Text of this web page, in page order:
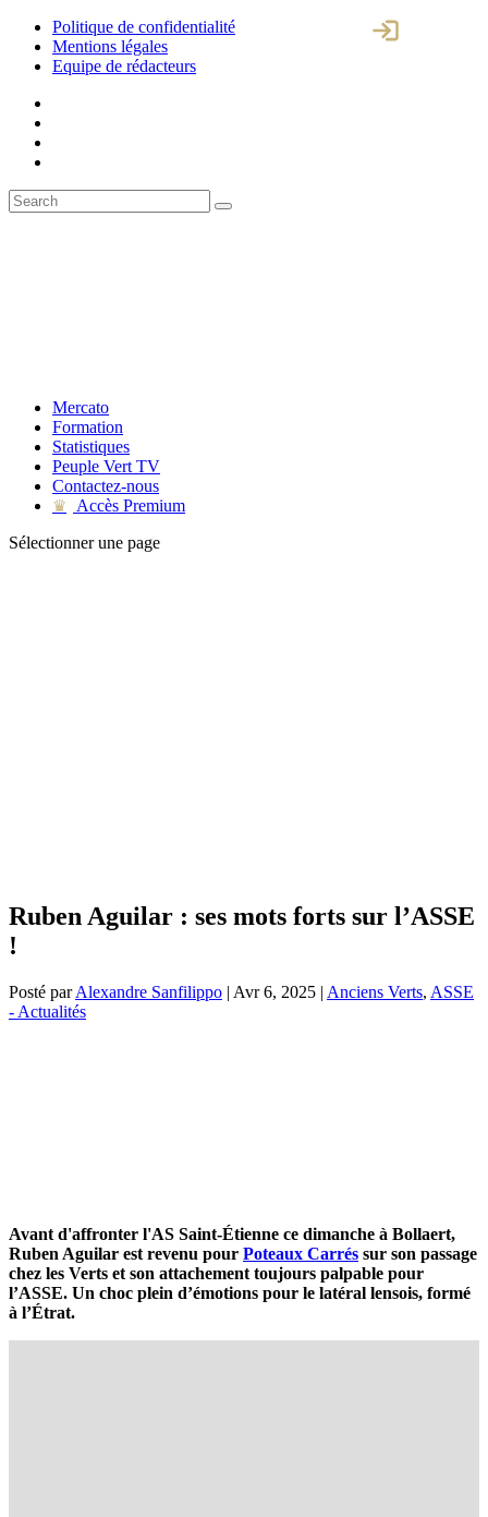
Politique de confidentialité
Mentions légales
Equipe de rédacteurs
Mercato
Formation
Statistiques
Peuple Vert TV
Contactez-nous
♛
Accès Premium
Sélectionner une page
Ruben Aguilar : ses mots forts sur l’ASSE
!
Posté parAlexandre Sanfilippo | Avr 6, 2025 | Anciens Verts, ASSE
- Actualités
Avant d'affronter l'AS Saint-Étienne ce dimanche à Bollaert,
Ruben Aguilar est revenu pour Poteaux Carrés sur son passage
chez les Verts et son attachement toujours palpable pour
l’ASSE. Un choc plein d’émotions pour le latéral lensois, formé
à l’Étrat.